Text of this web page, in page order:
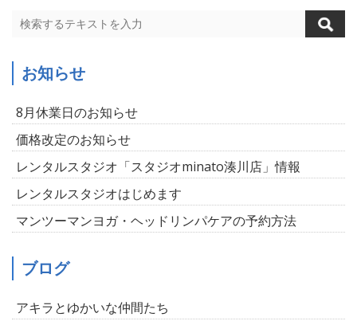
お知らせ
8月休業日のお知らせ
価格改定のお知らせ
レンタルスタジオ「スタジオminato湊川店」情報
レンタルスタジオはじめます
マンツーマンヨガ・ヘッドリンパケアの予約方法
ブログ
アキラとゆかいな仲間たち